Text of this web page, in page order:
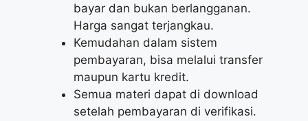
bayar dan bukan berlangganan.
Harga sangat terjangkau.
Kemudahan dalam sistem
pembayaran, bisa melalui transfer
maupun kartu kredit.
Semua materi dapat di download
setelah pembayaran di verifikasi.